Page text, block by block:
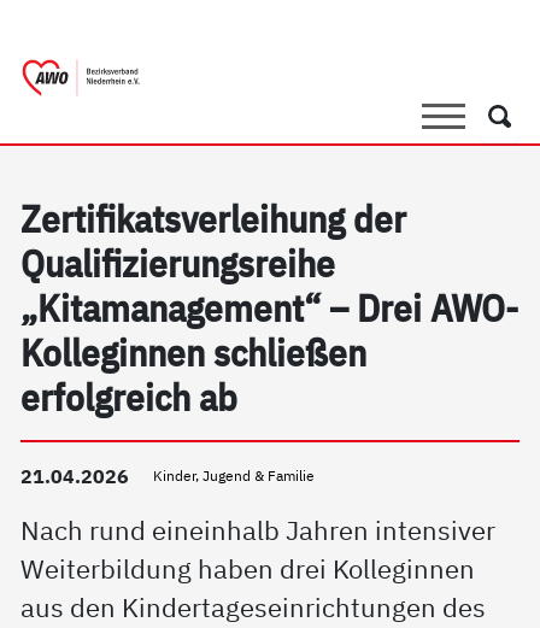
SucheSuche
Zertifikatsverleihung der
Qualifizierungsreihe
„Kitamanagement“ – Drei AWO-
Kolleginnen schließen
erfolgreich ab
21.04.2026 Kinder, Jugend & Familie
Nach rund eineinhalb Jahren intensiver
Weiterbildung haben drei Kolleginnen
aus den Kindertageseinrichtungen des